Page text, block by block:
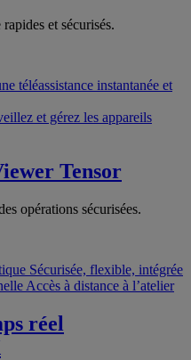
et sécurisés.
téléassistance instantanée et
et gérez les appareils
Tensor
opérations sécurisées.
Sécurisée, flexible, intégrée
Accès à distance à l’atelier
réel